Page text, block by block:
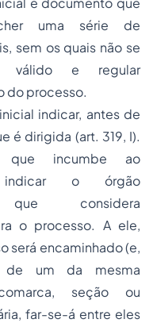
uma série de
sem os quais não se
e regular
do processo.
indicar, antes de
é dirigida (art. 319, I).
que incumbe ao
indicar o órgão
que considera
o processo. A ele,
será encaminhado (e,
de um da mesma
seção ou
far-se-á entre eles